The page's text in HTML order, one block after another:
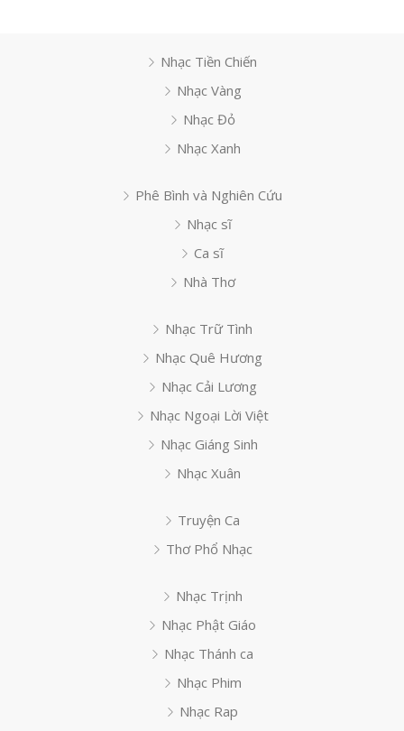
Nhạc Tiền Chiến
Nhạc Vàng
Nhạc Đỏ
Nhạc Xanh
Phê Bình và Nghiên Cứu
Nhạc sĩ
Ca sĩ
Nhà Thơ
Nhạc Trữ Tình
Nhạc Quê Hương
Nhạc Cải Lương
Nhạc Ngoại Lời Việt
Nhạc Giáng Sinh
Nhạc Xuân
Truyện Ca
Thơ Phổ Nhạc
Nhạc Trịnh
Nhạc Phật Giáo
Nhạc Thánh ca
Nhạc Phim
Nhạc Rap